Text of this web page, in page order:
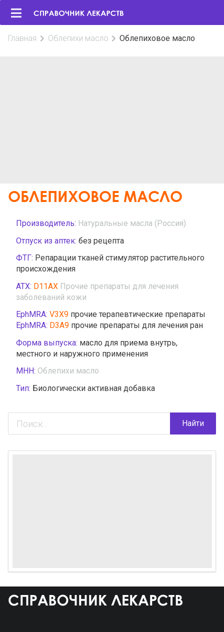
Главная Облепихи масло Облепиховое масло
ОБЛЕПИХОВОЕ МАСЛО
Производитель: Натуральные масла (Россия)
Отпуск из аптек: без рецепта
ФТГ: Репарации тканей стимулятор растительного
происхождения
АТХ: D11AX Прочие препараты для лечения
заболеваний кожи
EphMRA: V3X9 прочие терапевтические препараты
EphMRA: D3A9 прочие препараты для лечения ран
Форма выпуска: масло для приема внутрь,
местного и наружного применения
МНН: Облепихи масло
Тип: Биологически активная добавка
Найти